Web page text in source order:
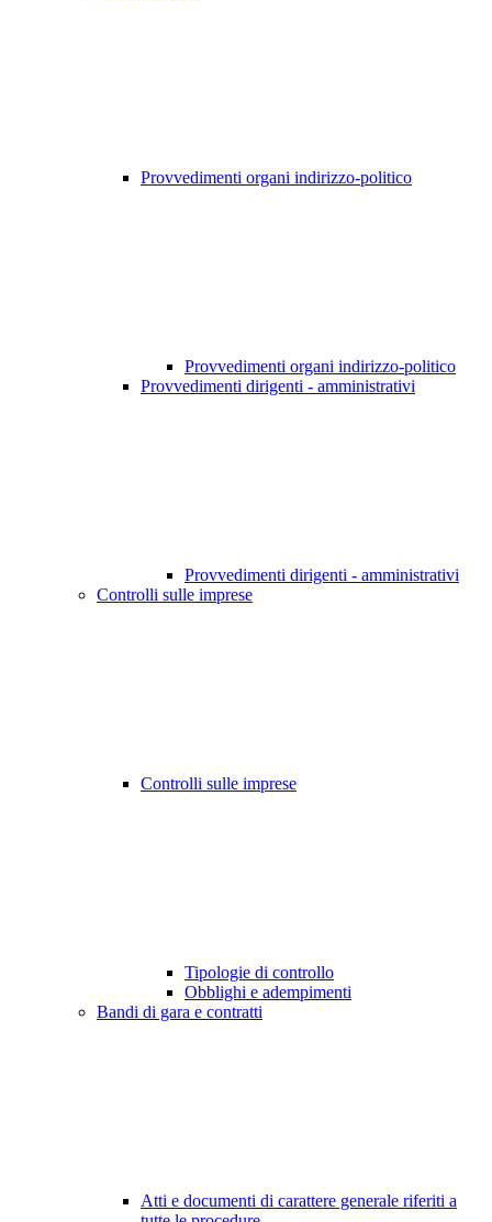
Provvedimenti organi indirizzo-politico
Provvedimenti organi indirizzo-politico
Provvedimenti dirigenti - amministrativi
Provvedimenti dirigenti - amministrativi
Controlli sulle imprese
Controlli sulle imprese
Tipologie di controllo
Obblighi e adempimenti
Bandi di gara e contratti
Atti e documenti di carattere generale riferiti a